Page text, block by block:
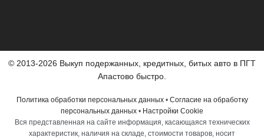
© 2013-2026 Выкуп подержанных, кредитных, битых авто в ПГТ
Апастово быстро.
Политика обработки персональных данных• Согласие на обработку
персональных данных • Настройки Cookie
Вся представленная на сайте информация, касающаяся технических
характеристик, наличия на складе, стоимости товаров, носит